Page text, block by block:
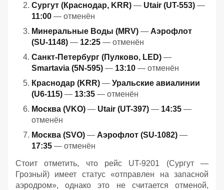
Сургут (Краснодар, KRR) — Utair (UT-553) —
11:00 — отменён
Минеральные Воды (MRV) — Аэрофлот
(SU-1148) — 12:25 — отменён
Санкт-Петербург (Пулково, LED) —
Smartavia (5N-595) — 13:10 — отменён
Краснодар (KRR) — Уральские авиалинии
(U6-115) — 13:35 — отменён
Москва (VKO) — Utair (UT-397) — 14:35 —
отменён
Москва (SVO) — Аэрофлот (SU-1082) —
17:35 — отменён
Стоит отметить, что рейс UT-9201 (Сургут —
Грозный) имеет статус «отправлен на запасной
аэродром», однако это не считается отменой,